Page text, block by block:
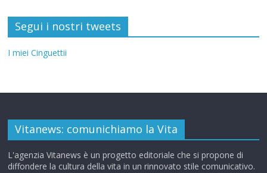
Segui i nostri tweets
I miei Cinguettii
Vitanews: comunichiamo la Vita
L'agenzia Vitanews è un progetto editoriale che si propone di
diffondere la cultura della vita in un rinnovato stile comunicativo.